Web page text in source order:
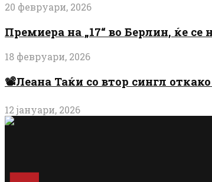
20 февруари, 2026
Премиера на „17“ во Берлин, ќе
18 февруари, 2026
📽️Леана Таќи со втор сингл
12 јануари, 2026